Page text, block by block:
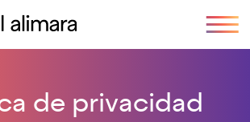
de privacidad